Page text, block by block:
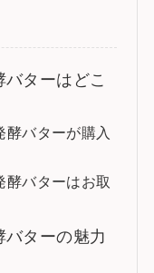
ターはどこ
酵バターが購入
酵バターはお取
ターの魅力